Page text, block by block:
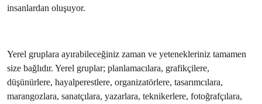
insanlardan oluşuyor.
Yerel gruplara ayırabileceğiniz zaman ve yetenekleriniz tamamen
size bağlıdır. Yerel gruplar; planlamacılara, grafikçilere,
düşünürlere, hayalperestlere, organizatörlere, tasarımcılara,
marangozlara, sanatçılara, yazarlara, teknikerlere, fotoğrafçılara,